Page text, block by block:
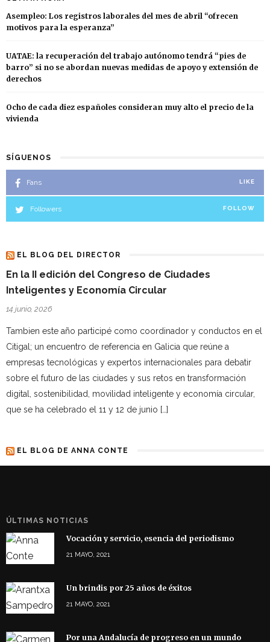
Asempleo: Los registros laborales del mes de abril “ofrecen
motivos para la esperanza”
UATAE: la recuperación del trabajo autónomo tendrá “pies de
barro” si no se abordan nuevas medidas de apoyo y extensión de
derechos
Ocho de cada diez españoles consideran muy alto el precio de la
vivienda
SÍGUENOS
Fans LIKE
Followers FOLLOW
EL BLOG DEL DIRECTOR
En la II edición del Congreso de Ciudades
Inteligentes y Economía Circular
14 junio, 2026
Tambien este año participé como coordinador y conductos en el
Citigal; un encuentro de referencia en Galicia que reúne a
empresas tecnológicas y expertos internacionales para debatir
sobre el futuro de las ciudades y sus retos en transformación
digital, sostenibilidad, movilidad inteligente y economía circular,
que se ha celebrado el 11 y 12 de junio […]
EL BLOG DE ANNA CONTE
ÚLTIMAS NOTICIAS
Vocación y servicio, esencia del periodismo
21 MAYO, 2021
Un brindis por 25 años de éxitos
21 MAYO, 2021
Por una Andalucía de progreso en un mundo